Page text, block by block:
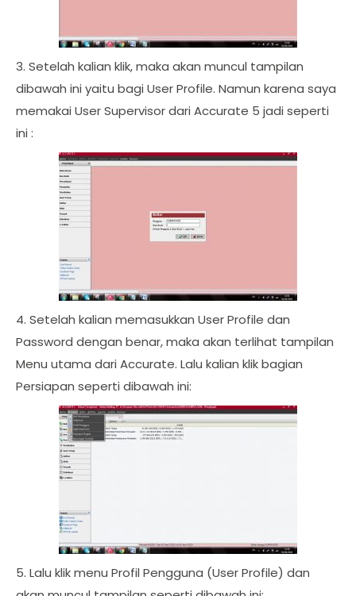
3. Setelah kalian klik, maka akan muncul tampilan
dibawah ini yaitu bagi User Profile. Namun karena saya
memakai User Supervisor dari Accurate 5 jadi seperti
ini :
4. Setelah kalian memasukkan User Profile dan
Password dengan benar, maka akan terlihat tampilan
Menu utama dari Accurate. Lalu kalian klik bagian
Persiapan seperti dibawah ini:
5. Lalu klik menu Profil Pengguna (User Profile) dan